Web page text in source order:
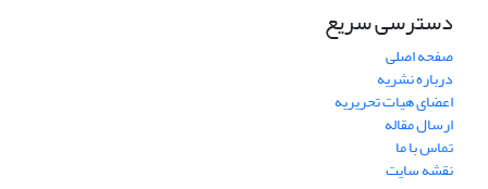
دسترسی سریع
صفحه اصلی
درباره نشریه
اعضای هیات تحریریه
ارسال مقاله
تماس با ما
نقشه سایت